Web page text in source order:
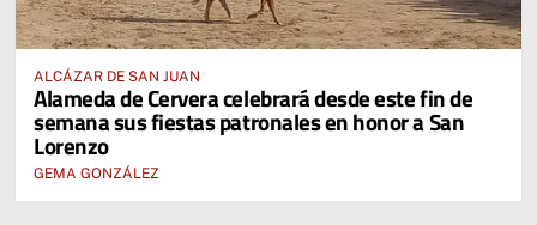
ALCÁZAR DE SAN JUAN
Alameda de Cervera celebrará desde este fin de
semana sus fiestas patronales en honor a San
Lorenzo
GEMA GONZÁLEZ